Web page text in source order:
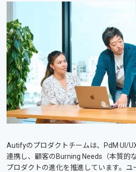
Autifyのプロダクトチームは、PdM·UI/
連携し、顧客のBurning Needs（本質的
プロダクトの進化を推進しています。